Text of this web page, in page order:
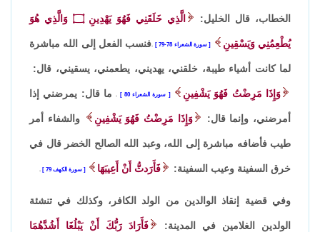
الخطاب، قال الخليل: الَّذِي خَلَقَنِي فَهُوَ يَهْدِينِ ۝ وَالَّذِي هُوَ
يُطْعِمُنِي وَيَسْقِينِ سورة الشعراء 78-79 فنسب الفعل إلى الله مباشرة
لما كانت أشياء طيبة، خلقني، يهديني، يطعمني، يسقيني، قال:
وَإِذَا مَرِضْتُ فَهُوَ يَشْفِينِ سورة الشعراء 80 ما قال: يمرضني إذا
أمرضني، وإنما قال: وَإِذَا مَرِضْتُ فَهُوَ يَشْفِينِ والشفاء أمر
طيب فأضافه مباشرة إلى الله، وعبد الله الصالح الخضر قال في
خرق السفينة وعيب السفينة: فَأَرَدتُّ أَنْ أَعِيبَهَا سورة الكهف 79
وفي قضية إنقاذ الوالدين من الولد الكافر، وكذلك في تنشئة
الولدين الغلامين في المدينة: فَأَرَادَ رَبُّكَ أَنْ يَبْلُغَا أَشُدَّهُمَا